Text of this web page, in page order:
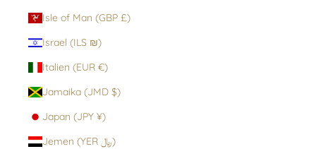
Isle of Man (GBP £)
Israel (ILS ₪)
Italien (EUR €)
Jamaika (JMD $)
Japan (JPY ¥)
Jemen (YER ﷼)